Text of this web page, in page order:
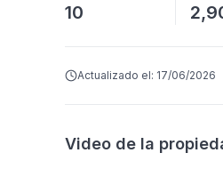
10
Actualizado el: 17/06/2026
Video de la